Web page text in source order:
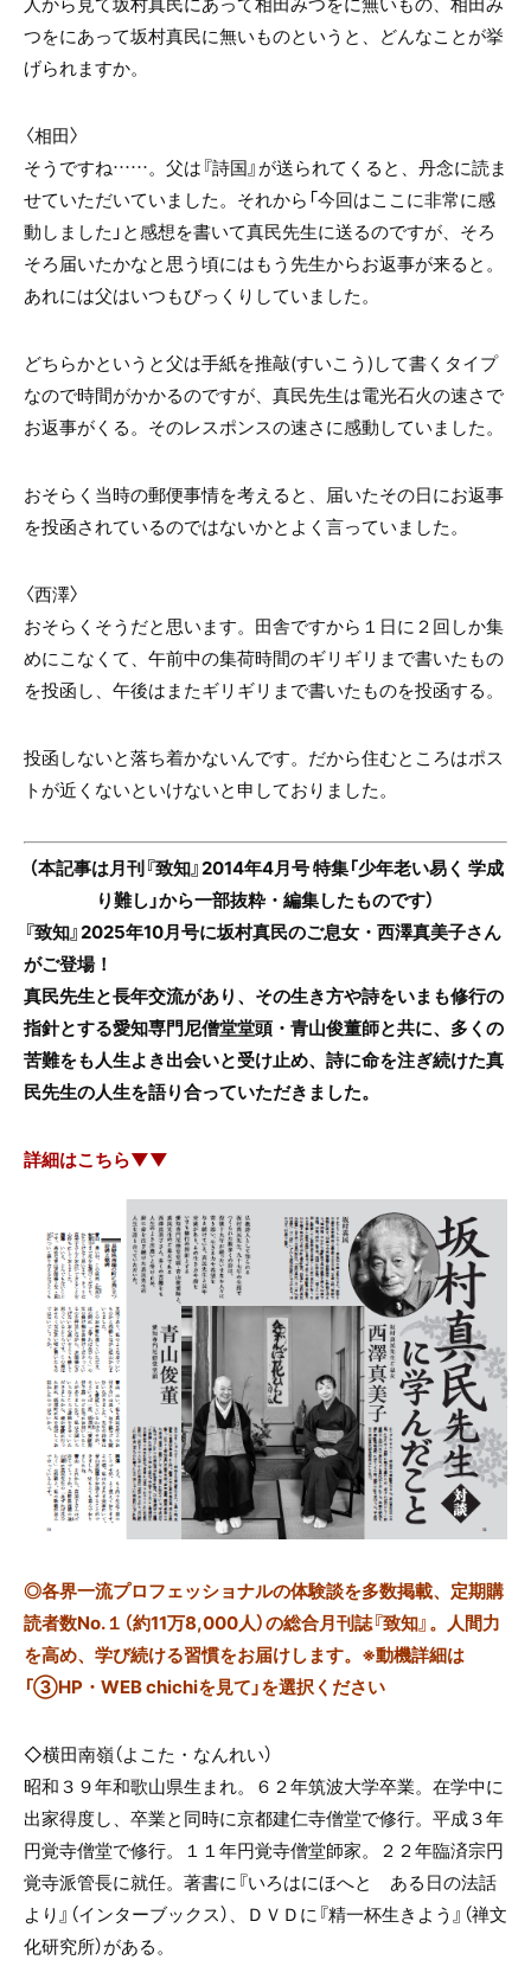
つをにあって坂村真民に無いものというと、どんなことが挙
げられますか。
〈相田〉
そうですね……。父は『詩国』が送られてくると、丹念に読ま
せていただいていました。それから「今回はここに非常に感
動しました」と感想を書いて真民先生に送るのですが、そろ
そろ届いたかなと思う頃にはもう先生からお返事が来ると。
あれには父はいつもびっくりしていました。
どちらかというと父は手紙を推敲(すいこう)して書くタイプ
なので時間がかかるのですが、真民先生は電光石火の速さで
お返事がくる。そのレスポンスの速さに感動していました。
おそらく当時の郵便事情を考えると、届いたその日にお返事
を投函されているのではないかとよく言っていました。
〈西澤〉
おそらくそうだと思います。田舎ですから１日に２回しか集
めにこなくて、午前中の集荷時間のギリギリまで書いたもの
を投函し、午後はまたギリギリまで書いたものを投函する。
投函しないと落ち着かないんです。だから住むところはポス
トが近くないといけないと申しておりました。
（本記事は月刊『致知』2014年4月号 特集「少年老い易く 学成
り難し」から一部抜粋・編集したものです）
『致知』2025年10月号に坂村真民のご息女・西澤真美子さん
がご登場！
真民先生と長年交流があり、その生き方や詩をいまも修行の
指針とする愛知専門尼僧堂堂頭・青山俊董師と共に、多くの
苦難をも人生よき出会いと受け止め、詩に命を注ぎ続けた真
民先生の人生を語り合っていただきました。
詳細はこちら▼▼
◎各界一流プロフェッショナルの体験談を多数掲載、定期購
読者数No.１（約11万8,000人）の総合月刊誌『致知』。人間力
を高め、学び続ける習慣をお届けします。※動機詳細は
「③HP・WEB chichiを見て」を選択ください
◇横田南嶺（よこた・なんれい）
昭和３９年和歌山県生まれ。６２年筑波大学卒業。在学中に
出家得度し、卒業と同時に京都建仁寺僧堂で修行。平成３年
円覚寺僧堂で修行。１１年円覚寺僧堂師家。２２年臨済宗円
覚寺派管長に就任。著書に『いろはにほへと ある日の法話
より』（インターブックス）、ＤＶＤに『精一杯生きよう』（禅文
化研究所）がある。